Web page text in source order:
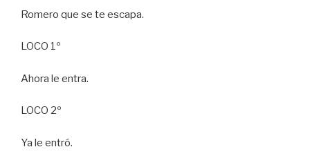
Romero que se te escapa.
LOCO 1º
Ahora le entra.
LOCO 2º
Ya le entró.